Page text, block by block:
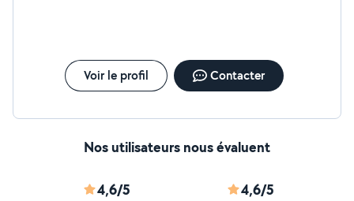
Voir le profil Contacter
Nos utilisateurs nous évaluent
4,6/5 4,6/5